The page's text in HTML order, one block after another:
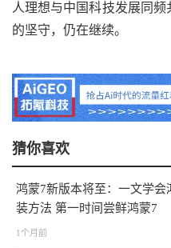
人理想与中国科技发展同
的坚守，仍在继续。
猜你喜欢
鸿蒙7新版本将至：一文学会
装方法 第一时间尝鲜鸿蒙7
1个月前